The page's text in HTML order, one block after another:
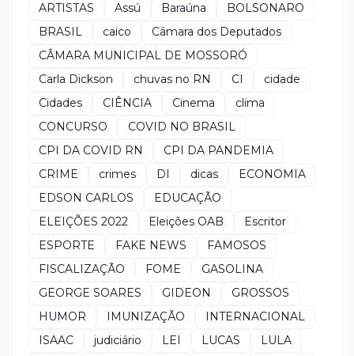
ARTISTAS
Assú Baraúna
BOLSONARO
BRASIL
caico
Câmara dos Deputados
CÂMARA MUNICIPAL DE MOSSORÓ
Carla Dickson
chuvas no RN CI
cidade
Cidades
CIÊNCIA Cinema
clima
CONCURSO
COVID NO BRASIL
CPI DA COVID RN
CPI DA PANDEMIA
CRIME
crimes DI dicas
ECONOMIA
EDSON CARLOS
EDUCAÇÃO
ELEIÇÕES 2022
Eleições OAB
Escritor
ESPORTE
FAKE NEWS
FAMOSOS
FISCALIZAÇÃO
FOME
GASOLINA
GEORGE SOARES
GIDEON
GROSSOS
HUMOR
IMUNIZAÇÃO
INTERNACIONAL
ISAAC
judiciário LEI LUCAS
LULA